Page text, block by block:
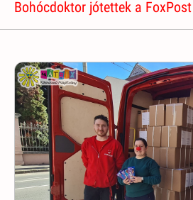
Bohócdoktor jótettek a